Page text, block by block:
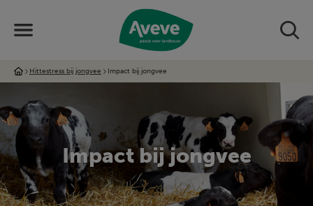
Hittestress bij jongvee Impact bij jongvee
Impact bij jongvee